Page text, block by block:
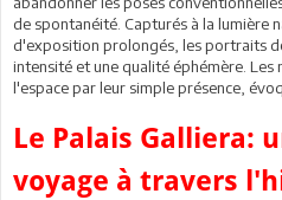
de spontanéité. Capturés à la lumière
d'exposition prolongés, les portraits
intensité et une qualité éphémère. Les
l'espace par leur simple présence,
Le Palais Galliera:
voyage à travers